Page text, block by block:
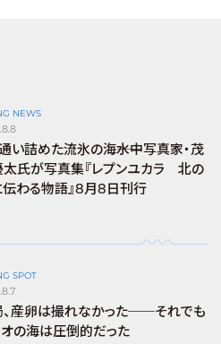
NEWS
い詰めた流氷の海――水中写真家・茂
太氏が写真集『レプンユカラ 北の
わる物語』8月8日刊行
SPOT
、産卵は撮れなかった──それでも
の海は圧倒的だった